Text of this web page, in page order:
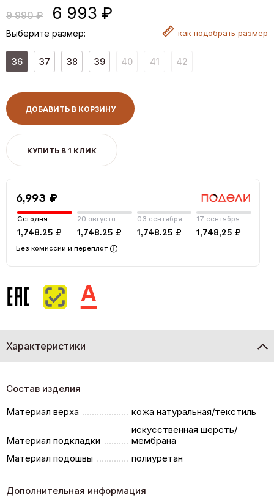
9 990 ₽ 6 993 ₽
Выберите размер: как подобрать размер
36 37 38 39 40 41 42
ДОБАВИТЬ В КОРЗИНУ
КУПИТЬ В 1 КЛИК
6,993 ₽
Сегодня
1,748.25 ₽
20 августа
1,748.25 ₽
03 сентября
1,748.25 ₽
17 сентября
1,748,25 ₽
Без комиссий и переплат
Характеристики
Состав изделия
Материал верха
кожа натуральная/текстиль
Материал подкладки
искусственная шерсть/
мембрана
Материал подошвы
полиуретан
Дополнительная информация